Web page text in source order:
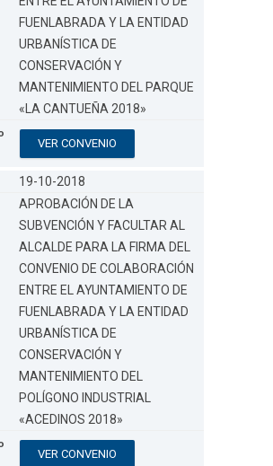
FUENLABRADA Y LA ENTIDAD
URBANÍSTICA DE
CONSERVACIÓN Y
MANTENIMIENTO DEL PARQUE
«LA CANTUEÑA 2018»
VER CONVENIO
19-10-2018
APROBACIÓN DE LA
SUBVENCIÓN Y FACULTAR AL
ALCALDE PARA LA FIRMA DEL
CONVENIO DE COLABORACIÓN
ENTRE EL AYUNTAMIENTO DE
FUENLABRADA Y LA ENTIDAD
URBANÍSTICA DE
CONSERVACIÓN Y
MANTENIMIENTO DEL
POLÍGONO INDUSTRIAL
«ACEDINOS 2018»
VER CONVENIO